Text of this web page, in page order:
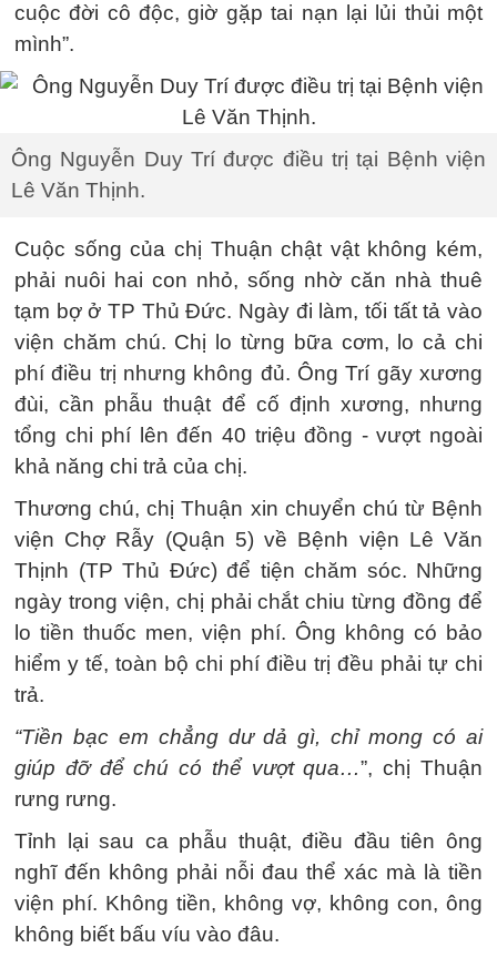
cuộc đời cô độc, giờ gặp tai nạn lại lủi thủi một
mình”.
Ông Nguyễn Duy Trí được điều trị tại Bệnh viện
Lê Văn Thịnh.
Cuộc sống của chị Thuận chật vật không kém,
phải nuôi hai con nhỏ, sống nhờ căn nhà thuê
tạm bợ ở TP Thủ Đức. Ngày đi làm, tối tất tả vào
viện chăm chú. Chị lo từng bữa cơm, lo cả chi
phí điều trị nhưng không đủ. Ông Trí gãy xương
đùi, cần phẫu thuật để cố định xương, nhưng
tổng chi phí lên đến 40 triệu đồng - vượt ngoài
khả năng chi trả của chị.
Thương chú, chị Thuận xin chuyển chú từ Bệnh
viện Chợ Rẫy (Quận 5) về Bệnh viện Lê Văn
Thịnh (TP Thủ Đức) để tiện chăm sóc. Những
ngày trong viện, chị phải chắt chiu từng đồng để
lo tiền thuốc men, viện phí. Ông không có bảo
hiểm y tế, toàn bộ chi phí điều trị đều phải tự chi
trả.
“Tiền bạc em chẳng dư dả gì, chỉ mong có ai
giúp đỡ để chú có thể vượt qua…”, chị Thuận
rưng rưng.
Tỉnh lại sau ca phẫu thuật, điều đầu tiên ông
nghĩ đến không phải nỗi đau thể xác mà là tiền
viện phí. Không tiền, không vợ, không con, ông
không biết bấu víu vào đâu.